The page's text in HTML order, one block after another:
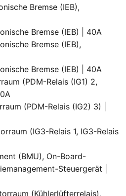
Bremse (IEB),
Bremse (IEB) | 40A
Bremse (IEB),
Bremse (IEB) | 40A
(PDM-Relais (IG1) 2,
(PDM-Relais (IG2) 3) |
(IG3-Relais 1, IG3-Relais
(BMU), On-Board-
Steuergerät |
(Kühlerlüfterrelais),